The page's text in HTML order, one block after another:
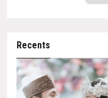
Recents